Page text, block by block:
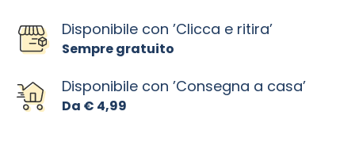
Disponibile con ’Clicca e ritira’
Sempre gratuito
Disponibile con ’Consegna a casa’
Da € 4,99